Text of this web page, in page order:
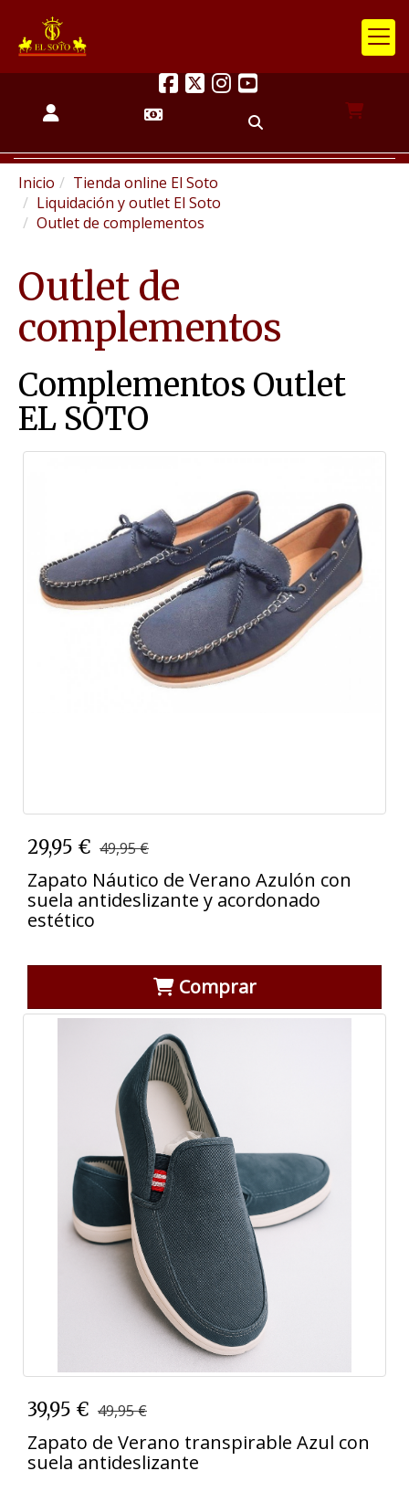
Inicio
Tienda online El Soto
Liquidación y outlet El Soto
Outlet de complementos
Outlet de
complementos
Complementos Outlet
EL SOTO
29,95 € 49,95 €
Zapato Náutico de Verano Azulón con
suela antideslizante y acordonado
estético
Comprar
39,95 € 49,95 €
Zapato de Verano transpirable Azul con
suela antideslizante